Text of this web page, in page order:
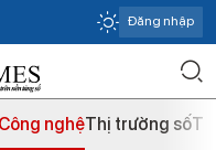
Đăng nhập
nghệThị trường số